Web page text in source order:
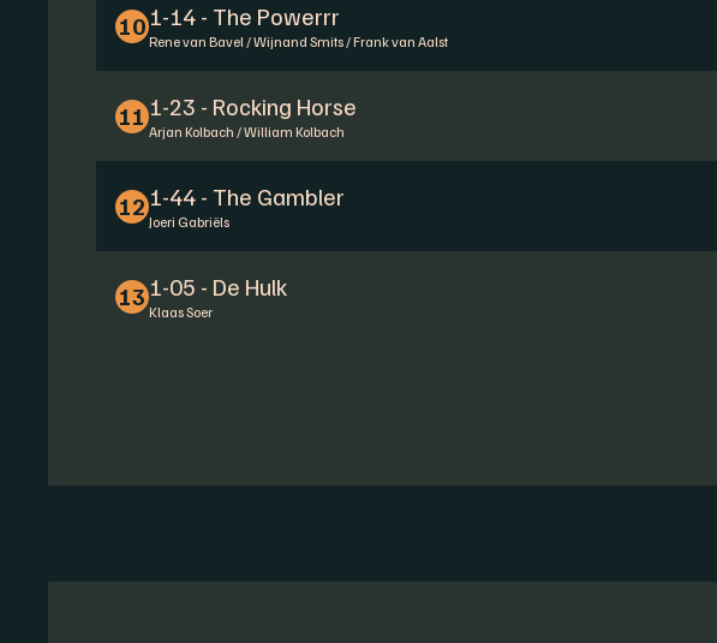
10 1-14 - The Powerrr
Rene van Bavel / Wijnand Smits / Frank van Aalst
11 1-23 - Rocking Horse
Arjan Kolbach / William Kolbach
12 1-44 - The Gambler
Joeri Gabriëls
13 1-05 - De Hulk
Klaas Soer